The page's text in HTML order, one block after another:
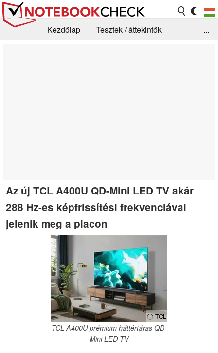
Kezdőlap
Tesztek / áttekintők
...
Az új TCL A400U QD-Mini LED TV akár
288 Hz-es képfrissítési frekvenciával
jelenik meg a piacon
ⓘ TCL
TCL A400U prémium háttértáras QD-
Mini LED TV